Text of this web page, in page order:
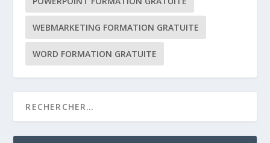
WEBMARKETING FORMATION GRATUITE
WORD FORMATION GRATUITE